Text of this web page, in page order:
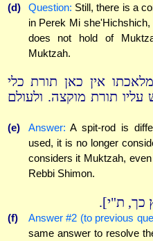
(d) Question: Still, there is a
in Perek Mi
does not hold of
Muktzah.
אין כאן תורת כלי
עליו תורת מוקצה. ולעולם
(e) Answer: A spit-rod is
used, it is no longer
considers it Muktzah,
Rebbi Shimon.
כך, ת"י].
(f) Answer #2 (to previous
same answer to resolve